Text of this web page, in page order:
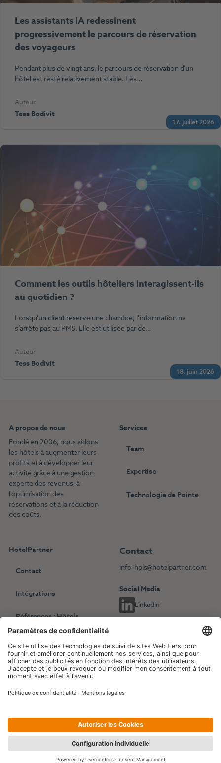
17. juillet 2026
Les assistants IA redessinent
progressivement le parcours de réservation
des voyageurs
Pendant plus de vingt ans, le parcours de réservation d’un
hôtel est resté relativement stable. Les…
Auteur
Tess Bodivit
18. juin 2026
Comment les outils hôteliers interagissent-ils
au quotidien ?
Lorsqu’un client réserve une chambre, l’information ne
s’arrête pas au PMS. Elle est utilisée par de…
Auteur
Tess Bodivit
A propos de nous
Fondé en 2006, nous aidons
les hôtels à augmenter leurs
profits et à développer leur
activité grâce à une gestion
experte des revenus, à
l'optimisation des
réservations et à la réduction
des coûts.
Services
Team
Expertise
Technologie de Pointe
HotelPartner
Contact
Intégrations
Références : Hôtels
indépendants
Références : Chaînes
hôtelières
Blog
Evénements
Contact
info-hpls@hotelpartner.com
Social Media
LinkedIn
Choisissez une autre langue
English Deutsch